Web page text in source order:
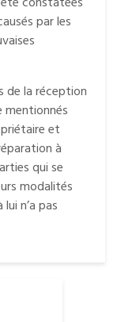
par les
de la réception
et
à
qui se
modalités
n’a pas